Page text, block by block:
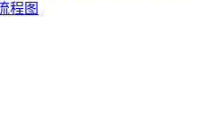
程图